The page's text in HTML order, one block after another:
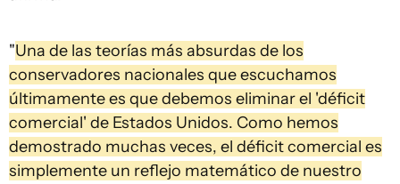
"Una de las teorías más absurdas de los
conservadores nacionales que escuchamos
últimamente es que debemos eliminar el 'déficit
comercial' de Estados Unidos. Como hemos
demostrado muchas veces, el déficit comercial es
simplemente un reflejo matemático de nuestro